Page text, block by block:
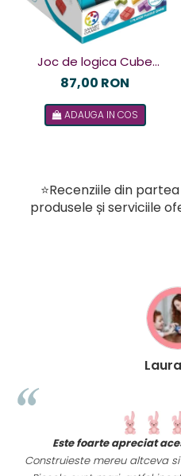
Joc de logica Cube
Puzzler Go, Smart
87,00 RON
ADAUGA IN COS
⭐Recenziile din
produsele și serviciile
Este foarte apreciat
Construieste mereu altceva